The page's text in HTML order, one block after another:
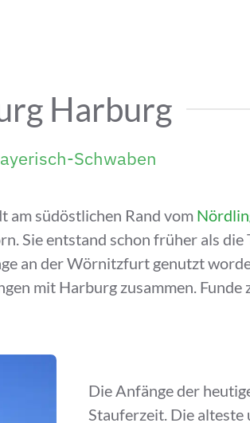
Harburg
Schwaben
am südöstlichen Rand vom
Sie entstand schon früher als die
an der Wörnitzfurt genutzt
mit Harburg zusammen.
Die Anfänge der
Stauferzeit. Die